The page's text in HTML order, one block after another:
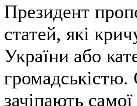
Президент
статей, які
України або
зачіпають